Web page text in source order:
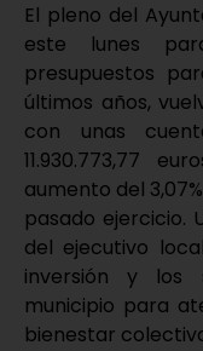
El pleno del
este lunes
presupuestos
últimos años,
con unas
11.930.773,77
aumento del
pasado ejercicio.
del ejecutivo
inversión y los
municipio para
bienestar